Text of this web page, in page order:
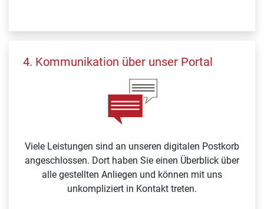
4. Kommunikation über unser Portal
Viele Leistungen sind an unseren digitalen Postkorb
angeschlossen. Dort haben Sie einen Überblick über
alle gestellten Anliegen und können mit uns
unkompliziert in Kontakt treten.